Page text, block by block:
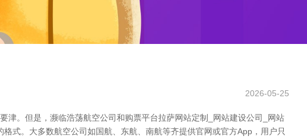
2026-05-25
津。但是，濒临浩荡航空公司和购票平台拉萨网站定制_网站建设公司_网站
式。大多数航空公司如国航、东航、南航等齐提供官网或官方App，用户只